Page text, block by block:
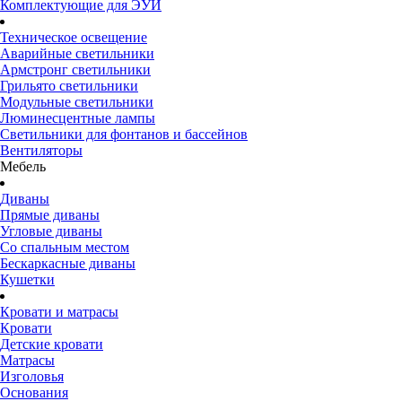
Комплектующие для ЭУИ
Техническое освещение
Аварийные светильники
Армстронг светильники
Грильято светильники
Модульные светильники
Люминесцентные лампы
Светильники для фонтанов и бассейнов
Вентиляторы
Мебель
Диваны
Прямые диваны
Угловые диваны
Со спальным местом
Бескаркасные диваны
Кушетки
Кровати и матрасы
Кровати
Детские кровати
Матрасы
Изголовья
Основания